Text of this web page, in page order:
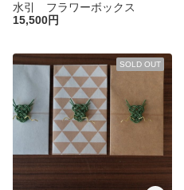
水引 フラワーボックス
15,500円
SOLD OUT